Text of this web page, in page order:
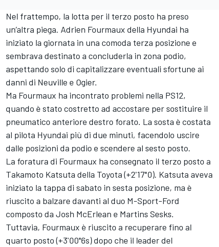
Nel frattempo, la lotta per il terzo posto ha preso
un’altra piega. Adrien Fourmaux della Hyundai ha
iniziato la giornata in una comoda terza posizione e
sembrava destinato a concluderla in zona podio,
aspettando solo di capitalizzare eventuali sfortune ai
danni di Neuville e Ogier.
Ma Fourmaux ha incontrato problemi nella PS12,
quando è stato costretto ad accostare per sostituire il
pneumatico anteriore destro forato. La sosta è costata
al pilota Hyundai più di due minuti, facendolo uscire
dalle posizioni da podio e scendere al sesto posto.
La foratura di Fourmaux ha consegnato il terzo posto a
Takamoto Katsuta della Toyota (+2'17"0). Katsuta aveva
iniziato la tappa di sabato in sesta posizione, ma è
riuscito a balzare davanti al duo M-Sport-Ford
composto da Josh McErlean e Martins Sesks.
Tuttavia, Fourmaux è riuscito a recuperare fino al
quarto posto (+3'00"6s) dopo che il leader del